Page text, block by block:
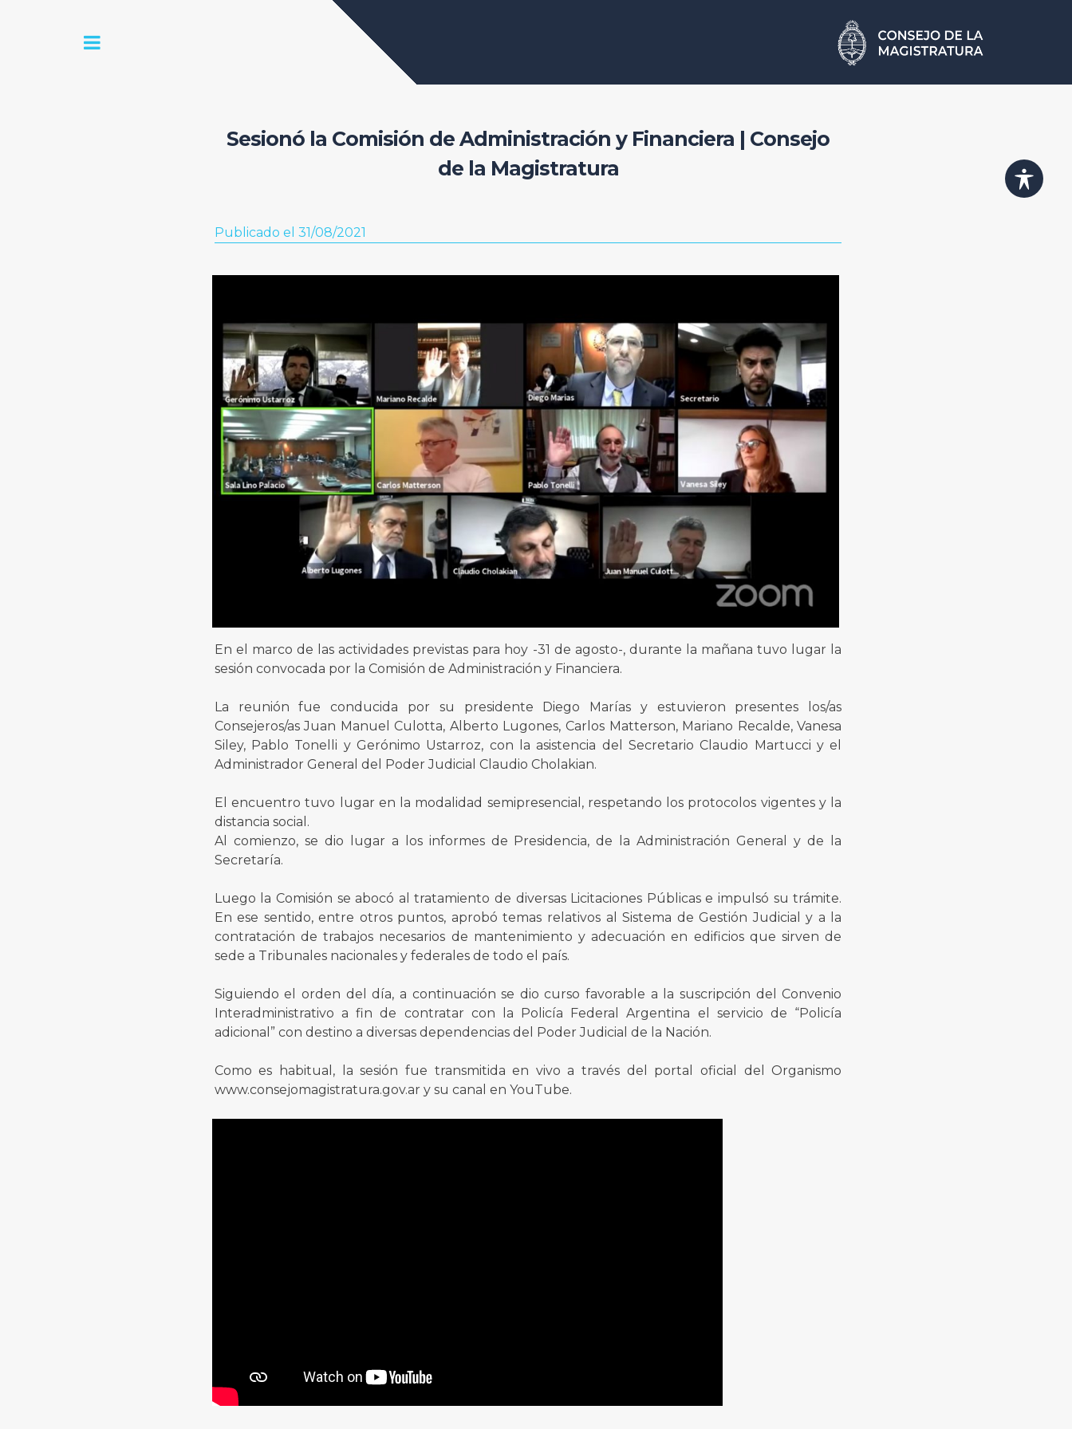
Sesionó la Comisión de Administración y Financiera | Consejo
de la Magistratura
Publicado el 31/08/2021
En el marco de las actividades previstas para hoy -31 de agosto-, durante la mañana tuvo lugar la
sesión convocada por la Comisión de Administración y Financiera.
La reunión fue conducida por su presidente Diego Marías y estuvieron presentes los/as
Consejeros/as Juan Manuel Culotta, Alberto Lugones, Carlos Matterson, Mariano Recalde, Vanesa
Siley, Pablo Tonelli y Gerónimo Ustarroz, con la asistencia del Secretario Claudio Martucci y el
Administrador General del Poder Judicial Claudio Cholakian.
El encuentro tuvo lugar en la modalidad semipresencial, respetando los protocolos vigentes y la
distancia social.
Al comienzo, se dio lugar a los informes de Presidencia, de la Administración General y de la
Secretaría.
Luego la Comisión se abocó al tratamiento de diversas Licitaciones Públicas e impulsó su trámite.
En ese sentido, entre otros puntos, aprobó temas relativos al Sistema de Gestión Judicial y a la
contratación de trabajos necesarios de mantenimiento y adecuación en edificios que sirven de
sede a Tribunales nacionales y federales de todo el país.
Siguiendo el orden del día, a continuación se dio curso favorable a la suscripción del Convenio
Interadministrativo a fin de contratar con la Policía Federal Argentina el servicio de “Policía
adicional” con destino a diversas dependencias del Poder Judicial de la Nación.
Como es habitual, la sesión fue transmitida en vivo a través del portal oficial del Organismo
www.consejomagistratura.gov.ar y su canal en YouTube.